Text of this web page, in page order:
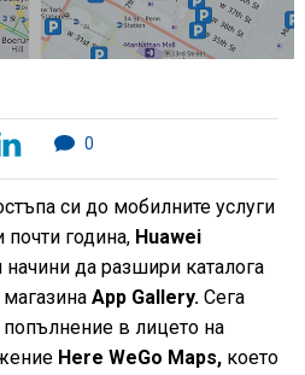
0
си до мобилните услуги
почти година, Huawei
начини да разшири каталога
App Gallery.Сега
в лицето на
Here WeGo Maps,което